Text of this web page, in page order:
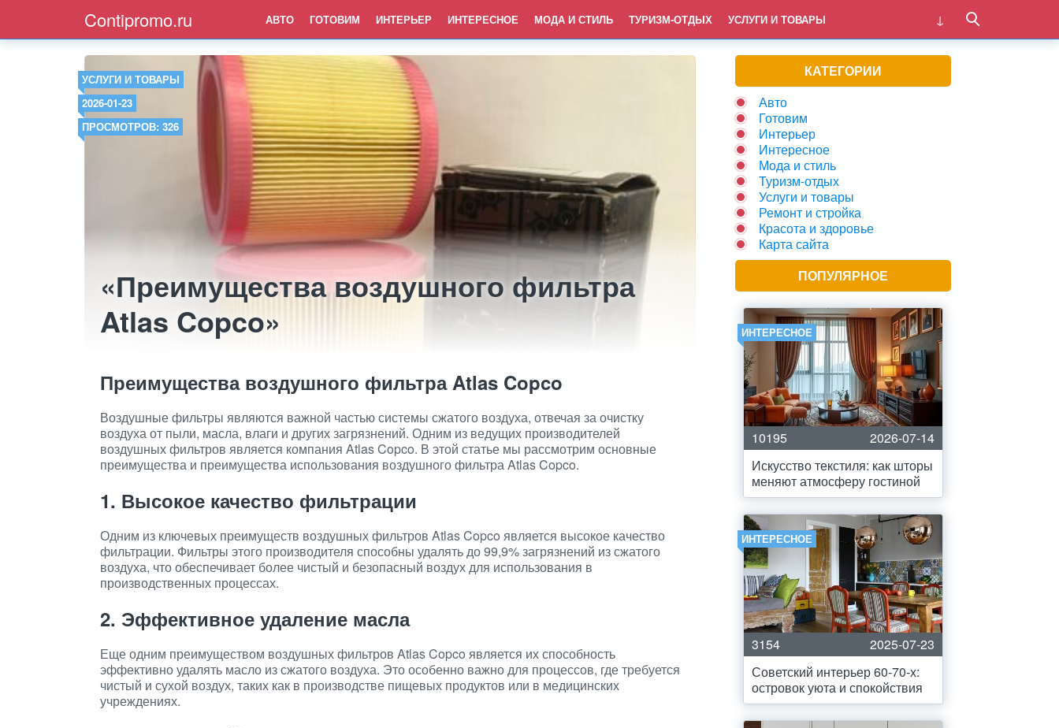
Contipromo.ru АВТО ГОТОВИМ ИНТЕРЬЕР ИНТЕРЕСНОЕ МОДА И СТИЛЬ ТУРИЗМ-ОТДЫХ УСЛУГИ И ТОВАРЫ
УСЛУГИ И ТОВАРЫ
2026-01-23
ПРОСМОТРОВ: 326
«Преимущества воздушного фильтра
Atlas Copco»
Преимущества воздушного фильтра Atlas Copco
Воздушные фильтры являются важной частью системы сжатого воздуха, отвечая за очистку
воздуха от пыли, масла, влаги и других загрязнений. Одним из ведущих производителей
воздушных фильтров является компания Atlas Copco. В этой статье мы рассмотрим основные
преимущества и преимущества использования воздушного фильтра Atlas Copco.
1. Высокое качество фильтрации
Одним из ключевых преимуществ воздушных фильтров Atlas Copco является высокое качество
фильтрации. Фильтры этого производителя способны удалять до 99,9% загрязнений из сжатого
воздуха, что обеспечивает более чистый и безопасный воздух для использования в
производственных процессах.
2. Эффективное удаление масла
Еще одним преимуществом воздушных фильтров Atlas Copco является их способность
эффективно удалять масло из сжатого воздуха. Это особенно важно для процессов, где требуется
чистый и сухой воздух, таких как в производстве пищевых продуктов или в медицинских
учреждениях.
КАТЕГОРИИ
Авто
Готовим
Интерьер
Интересное
Мода и стиль
Туризм-отдых
Услуги и товары
Ремонт и стройка
Красота и здоровье
Карта сайта
ПОПУЛЯРНОЕ
ИНТЕРЕСНОЕ
10195
2026-07-14
Искусство текстиля: как шторы
меняют атмосферу гостиной
ИНТЕРЕСНОЕ
3154
2025-07-23
Советский интерьер 60-70-х:
островок уюта и спокойствия